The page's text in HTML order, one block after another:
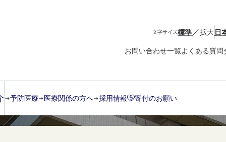
文字サイズ標準／拡大日
お問い合わせ一覧よくある質問
予防医療 医療関係の方へ 採用情報 寄付のお願い